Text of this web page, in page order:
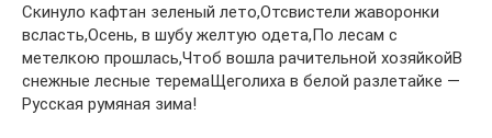
Скинуло кафтан зеленый лето,Отсвистели жаворонки
всласть,Осень, в шубу желтую одета,По лесам с
метелкою прошлась,Чтоб вошла рачительной хозяйкойВ
снежные лесные теремаЩеголиха в белой разлетайке —
Русская румяная зима!